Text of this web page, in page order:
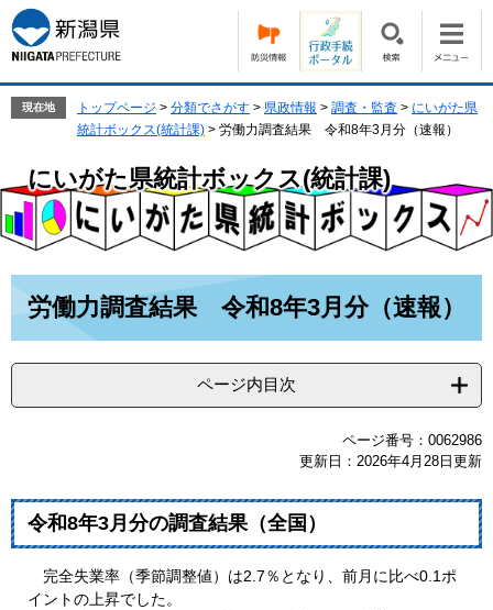
ー
ジ
の
す。
ニ
ュ
ー
て
本
文
現在地 トップページ > 分類でさがす > 県政情報 > 調査・監査 > にいがた県
統計ボックス(統計課) > 労働力調査結果 令和8年3月分（速報）
にいがた県統計ボックス(統計課)
労働力調査結果 令和8年3月分（速報）
ページ内目次
ページ番号：0062986
更新日：2026年4月28日更新
令和8年3月分の調査結果（全国）
完全失業率（季節調整値）は2.7％となり、前月に比べ0.1ポ
イントの上昇でした。